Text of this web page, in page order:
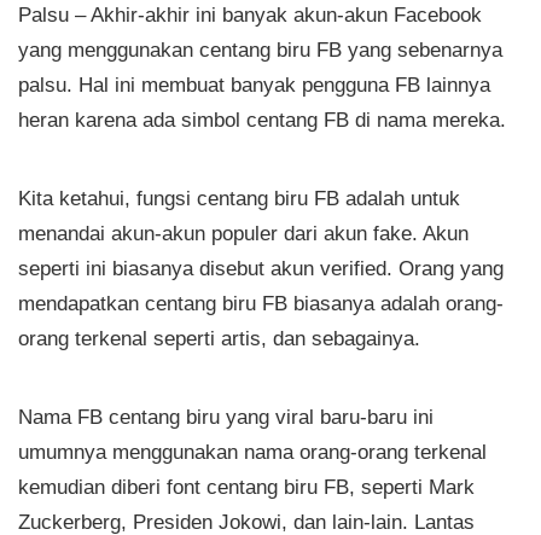
Palsu – Akhir-akhir ini banyak akun-akun Facebook
yang menggunakan centang biru FB yang sebenarnya
palsu. Hal ini membuat banyak pengguna FB lainnya
heran karena ada simbol centang FB di nama mereka.
Kita ketahui, fungsi centang biru FB adalah untuk
menandai akun-akun populer dari akun fake. Akun
seperti ini biasanya disebut akun verified. Orang yang
mendapatkan centang biru FB biasanya adalah orang-
orang terkenal seperti artis, dan sebagainya.
Nama FB centang biru yang viral baru-baru ini
umumnya menggunakan nama orang-orang terkenal
kemudian diberi font centang biru FB, seperti Mark
Zuckerberg, Presiden Jokowi, dan lain-lain. Lantas